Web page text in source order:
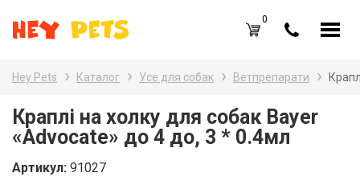
RU
UA
Каталог товарів
Вхід /Реєстрація
Обране (
0
Hey Pets Каталог Усе для собак Ветпрепарати
Краплі на холку для собак Bayer
«Advocate» до 4 до, 3 * 0.4мл
Артикул: 91027